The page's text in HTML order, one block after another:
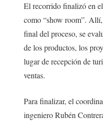
El recorrido finalizó en
como “show room”.
final del proceso, se
de los productos, los
lugar de recepción de
ventas.
Para finalizar, el
ingeniero Rubén